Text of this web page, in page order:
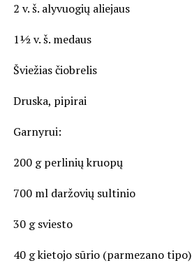
2 v. š. alyvuogių aliejaus
1½ v. š. medaus
Šviežias čiobrelis
Druska, pipirai
Garnyrui:
200 g perlinių kruopų
700 ml daržovių sultinio
30 g sviesto
40 g kietojo sūrio (parmezano tipo)